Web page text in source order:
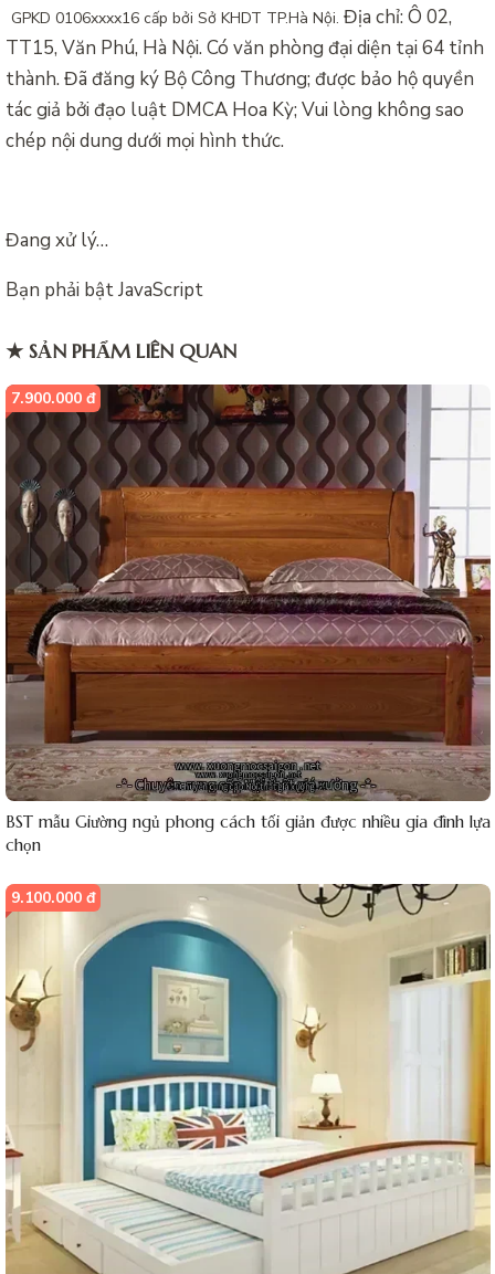
GPKD 0106xxxx16 cấp bởi Sở KHDT TP.Hà Nội. Địa chỉ: Ô 02,
TT15, Văn Phú, Hà Nội. Có văn phòng đại diện tại 64 tỉnh
thành. Đã đăng ký Bộ Công Thương; được bảo hộ quyền
tác giả bởi đạo luật DMCA Hoa Kỳ; Vui lòng không sao
chép nội dung dưới mọi hình thức.
Đang xử lý…
Bạn phải bật JavaScript
★ SẢN PHẨM LIÊN QUAN
7.900.000 đ
BST mẫu Giường ngủ phong cách tối giản được nhiều gia đình lựa
chọn
9.100.000 đ